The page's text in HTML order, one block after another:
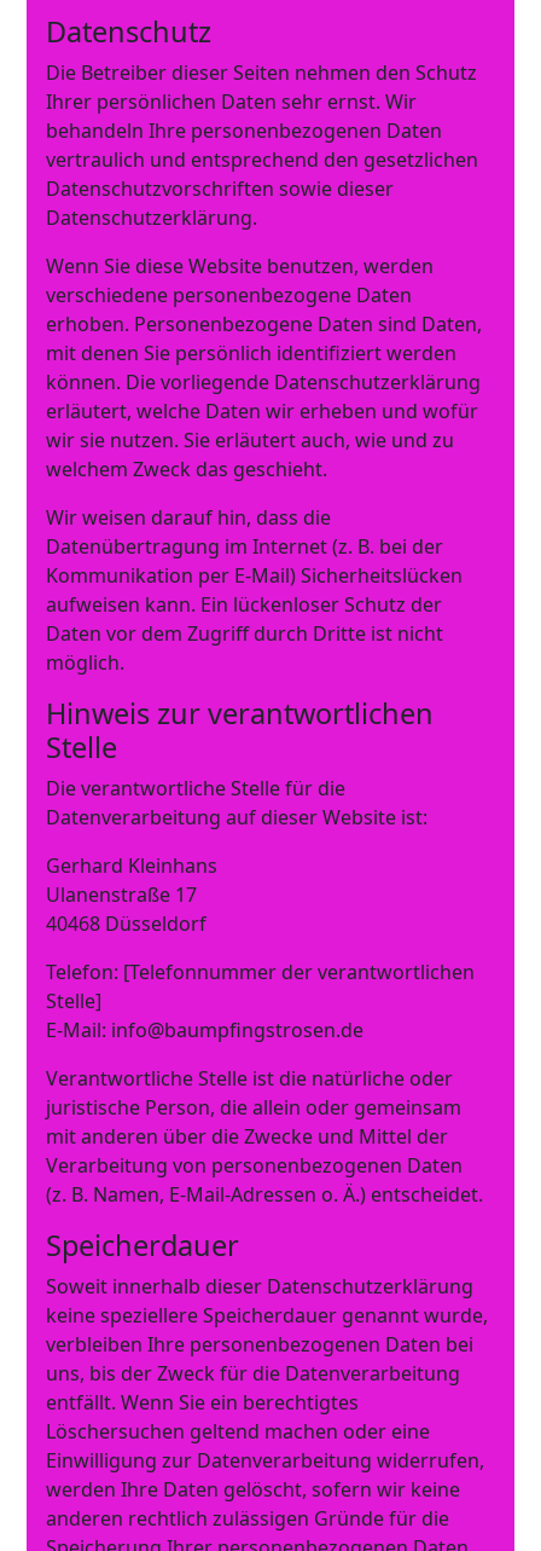
Datenschutz
Die Betreiber dieser Seiten nehmen den Schutz
Ihrer persönlichen Daten sehr ernst. Wir
behandeln Ihre personenbezogenen Daten
vertraulich und entsprechend den gesetzlichen
Datenschutzvorschriften sowie dieser
Datenschutzerklärung.
Wenn Sie diese Website benutzen, werden
verschiedene personenbezogene Daten
erhoben. Personenbezogene Daten sind Daten,
mit denen Sie persönlich identifiziert werden
können. Die vorliegende Datenschutzerklärung
erläutert, welche Daten wir erheben und wofür
wir sie nutzen. Sie erläutert auch, wie und zu
welchem Zweck das geschieht.
Wir weisen darauf hin, dass die
Datenübertragung im Internet (z. B. bei der
Kommunikation per E-Mail) Sicherheitslücken
aufweisen kann. Ein lückenloser Schutz der
Daten vor dem Zugriff durch Dritte ist nicht
möglich.
Hinweis zur verantwortlichen
Stelle
Die verantwortliche Stelle für die
Datenverarbeitung auf dieser Website ist:
Gerhard Kleinhans
Ulanenstraße 17
40468 Düsseldorf
Telefon: [Telefonnummer der verantwortlichen
Stelle]
E-Mail: info@baumpfingstrosen.de
Verantwortliche Stelle ist die natürliche oder
juristische Person, die allein oder gemeinsam
mit anderen über die Zwecke und Mittel der
Verarbeitung von personenbezogenen Daten
(z. B. Namen, E-Mail-Adressen o. Ä.) entscheidet.
Speicherdauer
Soweit innerhalb dieser Datenschutzerklärung
keine speziellere Speicherdauer genannt wurde,
verbleiben Ihre personenbezogenen Daten bei
uns, bis der Zweck für die Datenverarbeitung
entfällt. Wenn Sie ein berechtigtes
Löschersuchen geltend machen oder eine
Einwilligung zur Datenverarbeitung widerrufen,
werden Ihre Daten gelöscht, sofern wir keine
anderen rechtlich zulässigen Gründe für die